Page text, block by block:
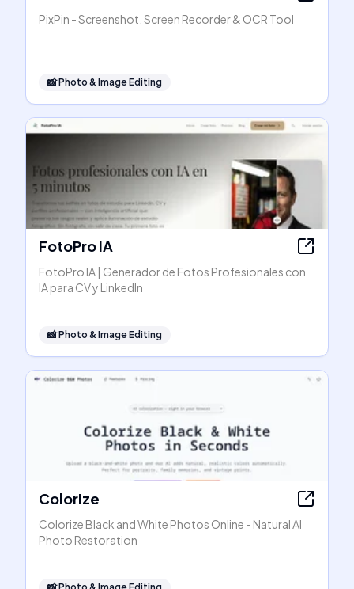
PixPin - Screenshot, Screen Recorder & OCR Tool
📸Photo & Image Editing
FotoPro IA
FotoPro IA | Generador de Fotos Profesionales con
IA para CV y LinkedIn
📸Photo & Image Editing
Colorize
Colorize Black and White Photos Online - Natural AI
Photo Restoration